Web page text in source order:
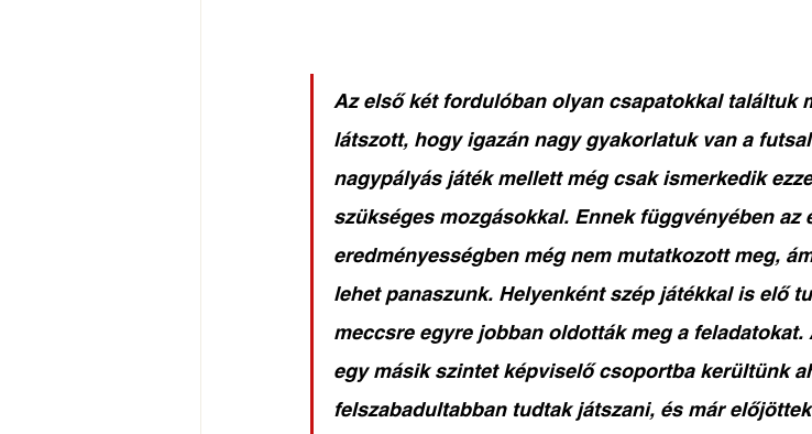
Az első két fordulóban olyan csapatokkal találtuk
látszott, hogy igazán nagy gyakorlatuk van a
nagypályás játék mellett még csak ismerkedik
szükséges mozgásokkal. Ennek függvényében az
eredményességben még nem mutatkozott meg,
lehet panaszunk. Helyenként szép játékkal is elő
meccsre egyre jobban oldották meg a
egy másik szintet képviselő csoportba kerültünk
felszabadultabban tudtak játszani, és már